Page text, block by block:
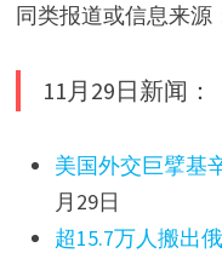
同类报道或信息来源
11月29日新闻：
美国外交巨擘基
月29日
超15.7万人搬出